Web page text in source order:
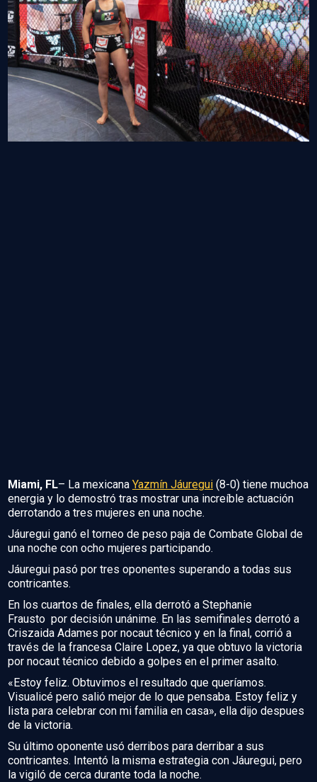
Miami, FL– La mexicana Yazmín Jáuregui (8-0) tiene muchoa
energia y lo demostró tras mostrar una increíble actuación
derrotando a tres mujeres en una noche.
Jáuregui ganó el torneo de peso paja de Combate Global de
una noche con ocho mujeres participando.
Jáuregui pasó por tres oponentes superando a todas sus
contricantes.
En los cuartos de finales, ella derrotó a Stephanie
Frausto por decisión unánime. En las semifinales derrotó a
Criszaida Adames por nocaut técnico y en la final, corrió a
través de la francesa Claire Lopez, ya que obtuvo la victoria
por nocaut técnico debido a golpes en el primer asalto.
«Estoy feliz. Obtuvimos el resultado que queríamos.
Visualicé pero salió mejor de lo que pensaba. Estoy feliz y
lista para celebrar con mi familia en casa», ella dijo despues
de la victoria.
Su último oponente usó derribos para derribar a sus
contricantes. Intentó la misma estrategia con Jáuregui, pero
la vigiló de cerca durante toda la noche.